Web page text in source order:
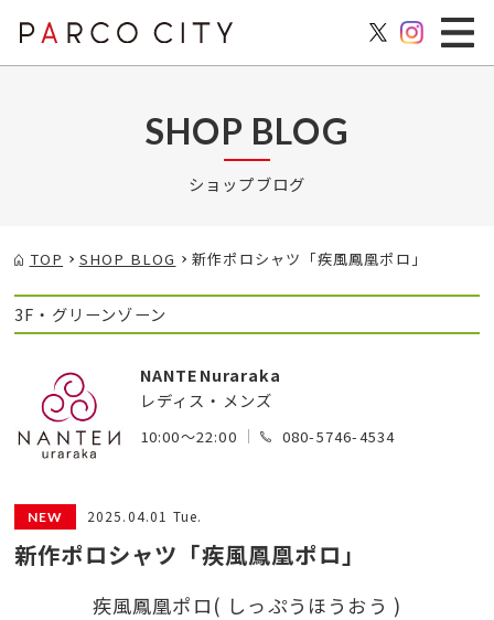
SHOP BLOG
ショップブログ
TOP SHOP BLOG 新作ポロシャツ「疾風鳳凰ポロ」
3F・グリーンゾーン
NANTENuraraka
レディス・メンズ
10:00～22:00 080-5746-4534
2025.04.01 Tue.
新作ポロシャツ「疾風鳳凰ポロ」
疾風鳳凰ポロ( しっぷうほうおう )